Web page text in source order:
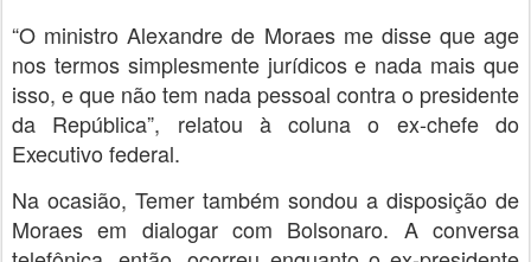
“O ministro Alexandre de Moraes me disse que age
nos termos simplesmente jurídicos e nada mais que
isso, e que não tem nada pessoal contra o presidente
da República”, relatou à coluna o ex-chefe do
Executivo federal.
Na ocasião, Temer também sondou a disposição de
Moraes em dialogar com Bolsonaro. A conversa